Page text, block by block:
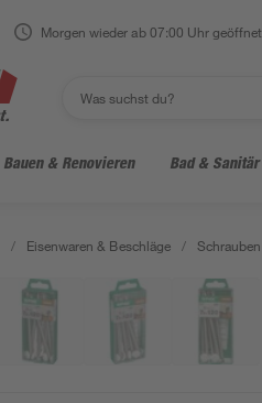
Morgen wieder ab 07:00 Uhr geöffnet
Bauen & Renovieren Bad & Sanitär
/ Eisenwaren & Beschläge / Schrauben